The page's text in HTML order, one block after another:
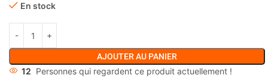
En stock
AJOUTER AU PANIER
12 Personnes qui regardent ce produit actuellement !